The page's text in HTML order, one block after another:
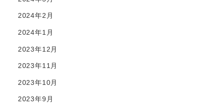
2024年2月
2024年1月
2023年12月
2023年11月
2023年10月
2023年9月